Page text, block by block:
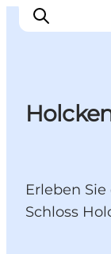
Erlebnisse
Erleben
Schloss